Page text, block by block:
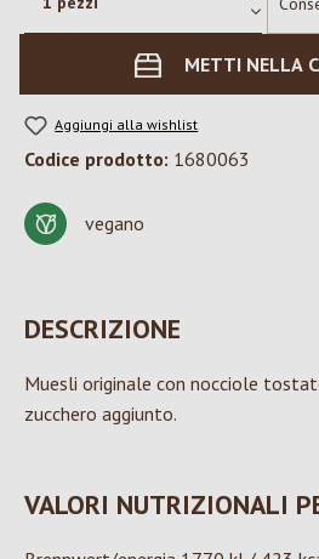
METTI NELLA
Aggiungi alla wishlist
Codice prodotto: 1680063
vegano
DESCRIZIONE
Muesli originale con nocciole
zucchero aggiunto.
VALORI NUTRIZIONALI